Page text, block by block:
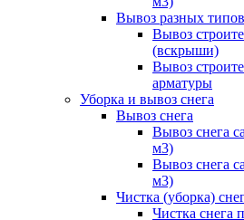
Вывоз разных
Вывоз
(вскрыши)
Вывоз
арматуры
Уборка и вывоз снега
Вывоз снега
Вывоз снега
м3)
Вывоз снега
м3)
Чистка (уборка)
Чистка снега